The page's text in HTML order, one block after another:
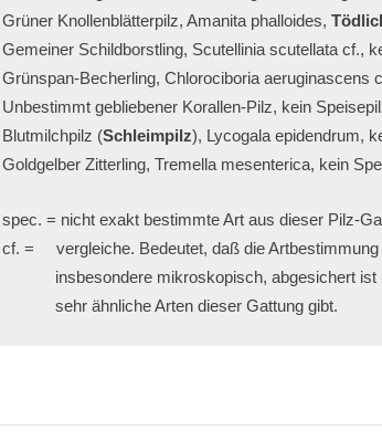
Grüner Knollenblätterpilz, Amanita phalloides,
Gemeiner Schildborstling, Scutellinia scutellata cf.,
Grünspan-Becherling, Chlorociboria aeruginascens
Unbestimmt gebliebener Korallen-Pilz, kein
Blutmilchpilz (Schleimpilz), Lycogala epidendrum,
Goldgelber Zitterling, Tremella mesenterica, kein
spec. = nicht exakt bestimmte Art aus dieser Pilz-
cf. =     vergleiche. Bedeutet, daß die
insbesondere mikroskopisch, abgesichert
            sehr ähnliche Arten dieser Gattung gibt.